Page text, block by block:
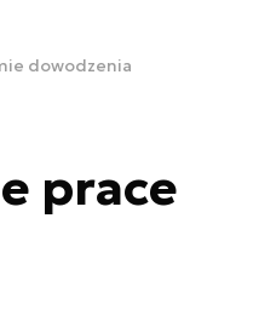
dowodzenia
prace